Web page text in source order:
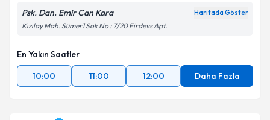
Psk. Dan. Emir Can Kara Haritada Göster
Kızılay Mah. Sümer1 Sok No : 7/20 Firdevs Apt.
En Yakın Saatler
10:00
11:00 12:00 Daha Fazla